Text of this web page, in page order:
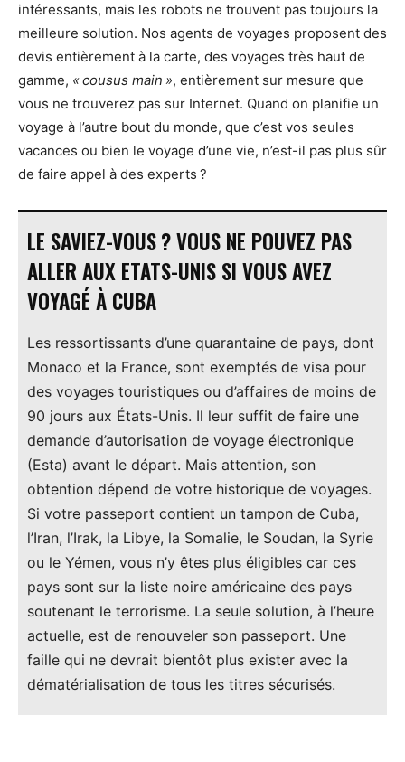
intéressants, mais les robots ne trouvent pas toujours la
meilleure solution. Nos agents de voyages proposent des
devis entièrement à la carte, des voyages très haut de
gamme, « cousus main », entièrement sur mesure que
vous ne trouverez pas sur Internet. Quand on planifie un
voyage à l’autre bout du monde, que c’est vos seules
vacances ou bien le voyage d’une vie, n’est-il pas plus sûr
de faire appel à des experts ?
LE SAVIEZ-VOUS ? VOUS NE POUVEZ PAS
ALLER AUX ETATS-UNIS SI VOUS AVEZ
VOYAGÉ À CUBA
Les ressortissants d’une quarantaine de pays, dont
Monaco et la France, sont exemptés de visa pour
des voyages touristiques ou d’affaires de moins de
90 jours aux États-Unis. Il leur suffit de faire une
demande d’autorisation de voyage électronique
(Esta) avant le départ. Mais attention, son
obtention dépend de votre historique de voyages.
Si votre passeport contient un tampon de Cuba,
l’Iran, l’Irak, la Libye, la Somalie, le Soudan, la Syrie
ou le Yémen, vous n’y êtes plus éligibles car ces
pays sont sur la liste noire américaine des pays
soutenant le terrorisme. La seule solution, à l’heure
actuelle, est de renouveler son passeport. Une
faille qui ne devrait bientôt plus exister avec la
dématérialisation de tous les titres sécurisés.